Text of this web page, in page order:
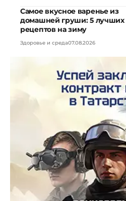
Самое вкусное варенье из
домашней груши: 5 лучших
рецептов на зиму
Здоровье и среда07.08.2026